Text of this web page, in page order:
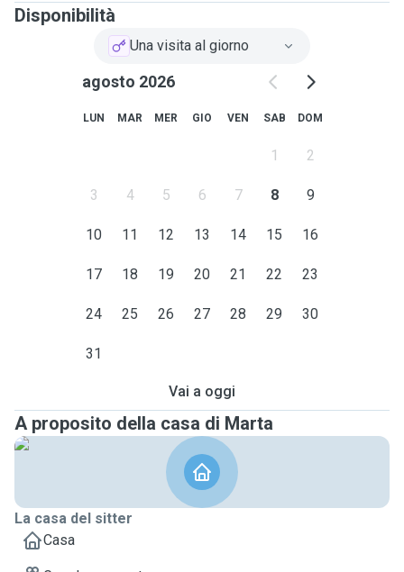
Disponibilità
Una visita al giorno
agosto 2026
LUN MAR MER GIO VEN SAB DOM
1 2
3 4 5 6 7 8 9
10 11 12 13 14 15 16
17 18 19 20 21 22 23
24 25 26 27 28 29 30
31
Vai a oggi
A proposito della casa di Marta
La casa del sitter
Casa